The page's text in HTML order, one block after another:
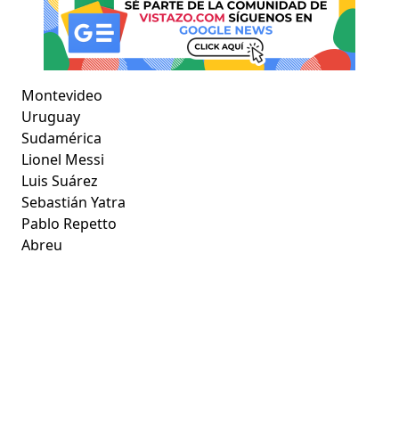
Montevideo
Uruguay
Sudamérica
Lionel Messi
Luis Suárez
Sebastián Yatra
Pablo Repetto
Abreu